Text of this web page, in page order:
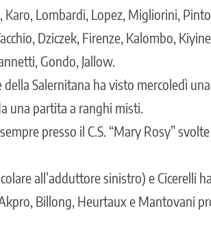
Karo, Lombardi, Lopez, Migliorini,
Dziczek, Firenze, Kalombo,
Gondo, Jallow.
Salernitana ha visto mercoledì
una partita a ranghi misti.
presso il C.S. “Mary Rosy”
all’adduttore sinistro) e Cicerelli
Billong, Heurtaux e Mantovani